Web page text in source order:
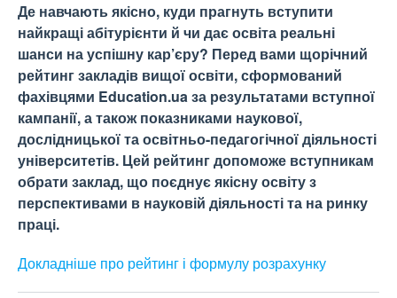
Де навчають якісно, куди прагнуть вступити
найкращі абітурієнти й чи дає освіта реальні
шанси на успішну кар’єру? Перед вами щорічний
рейтинг закладів вищої освіти, сформований
фахівцями Education.ua за результатами вступної
кампанії, а також показниками наукової,
дослідницької та освітньо-педагогічної діяльності
університетів. Цей рейтинг допоможе вступникам
обрати заклад, що поєднує якісну освіту з
перспективами в науковій діяльності та на ринку
праці.
Докладніше про рейтинг і формулу розрахунку